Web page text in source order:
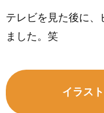
テレビを見た後に、
ました。笑
イラス